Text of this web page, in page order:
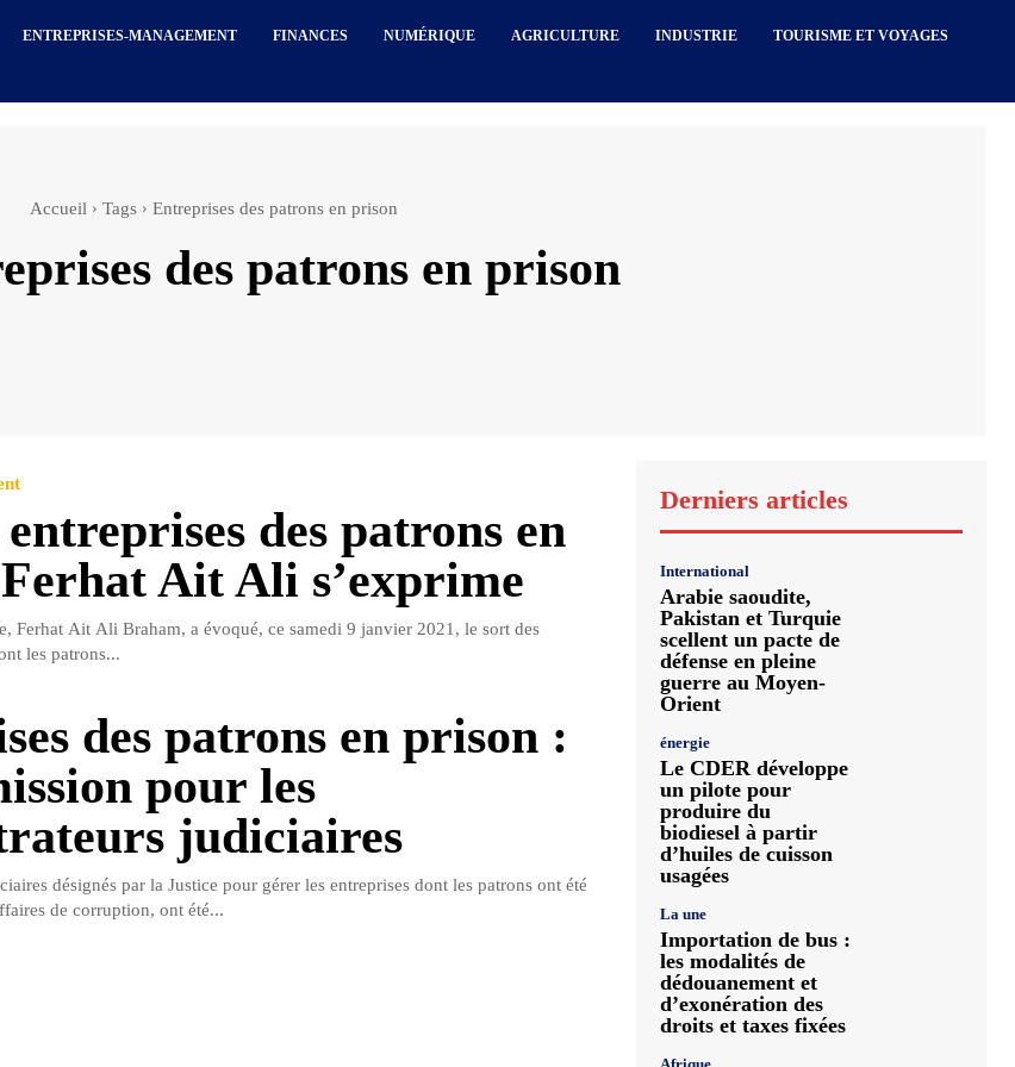
ENTREPRISES-MANAGEMENT FINANCES NUMÉRIQUE AGRICULTURE INDUSTRIE TOURISME ET VOYAGES
Accueil Tags Entreprises des patrons en prison
des patrons en prison
des patrons en
Ait Ali s’exprime
Ferhat Ait Ali Braham, a évoqué, ce samedi 9 janvier 2021, le sort des
les patrons...
des patrons en prison :
pour les
judiciaires
désignés par la Justice pour gérer les entreprises dont les patrons ont été
de corruption, ont été...
Derniers articles
International
Arabie saoudite,
Pakistan et Turquie
scellent un pacte de
défense en pleine
guerre au Moyen-
Orient
énergie
Le CDER développe
un pilote pour
produire du
biodiesel à partir
d’huiles de cuisson
usagées
La une
Importation de bus :
les modalités de
dédouanement et
d’exonération des
droits et taxes fixées